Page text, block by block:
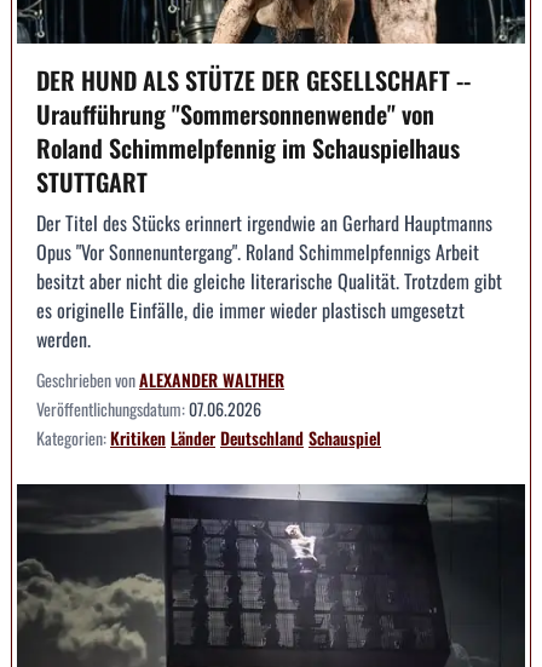
DER HUND ALS STÜTZE DER GESELLSCHAFT --
Uraufführung "Sommersonnenwende" von
Roland Schimmelpfennig im Schauspielhaus
STUTTGART
Der Titel des Stücks erinnert irgendwie an Gerhard Hauptmanns
Opus "Vor Sonnenuntergang". Roland Schimmelpfennigs Arbeit
besitzt aber nicht die gleiche literarische Qualität. Trotzdem gibt
es originelle Einfälle, die immer wieder plastisch umgesetzt
werden.
Geschrieben vonALEXANDER WALTHER
Veröffentlichungsdatum:07.06.2026
Kategorien:KritikenLänderDeutschlandSchauspiel